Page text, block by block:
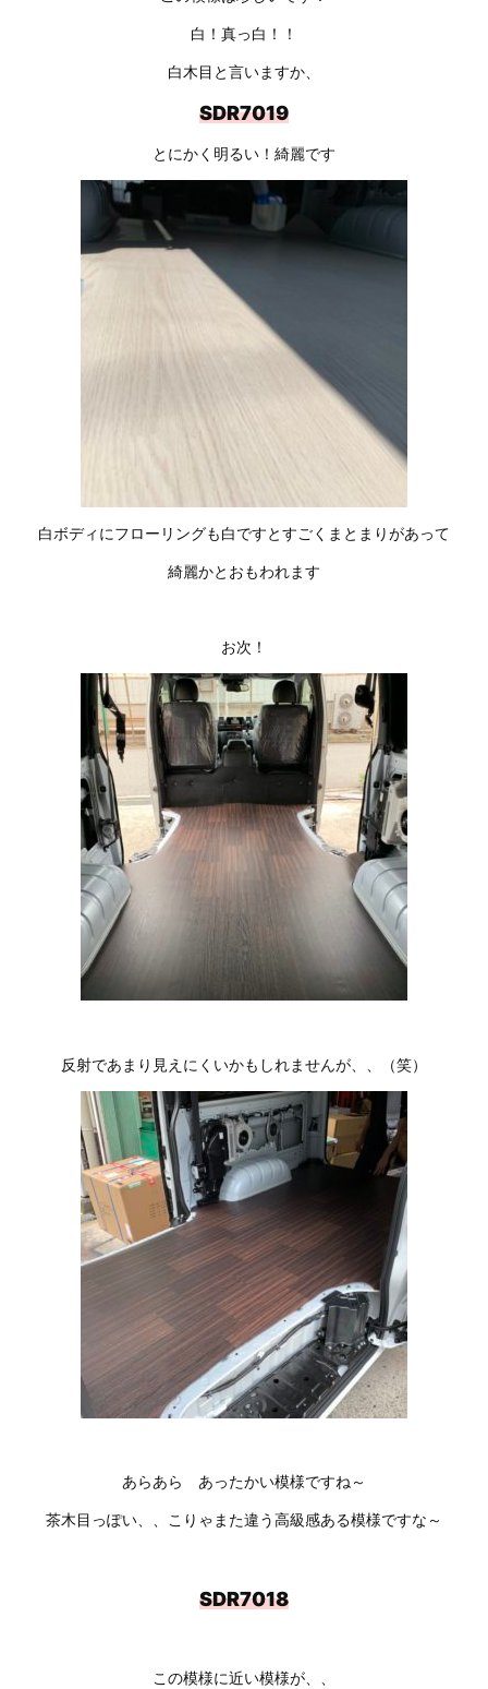
白！真っ白！！
白木目と言いますか、
SDR7019
とにかく明るい！綺麗です
白ボディにフローリングも白ですとすごくまとまりがあって
綺麗かとおもわれます
お次！
反射であまり見えにくいかもしれませんが、、（笑）
あらあら あったかい模様ですね～
茶木目っぽい、、こりゃまた違う高級感ある模様ですな～
SDR7018
この模様に近い模様が、、